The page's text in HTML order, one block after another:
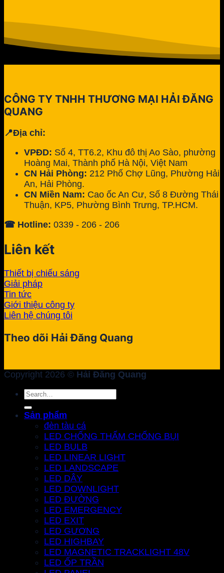
CÔNG TY TNHH THƯƠNG MẠI HẢI ĐĂNG
QUANG
📍Địa chỉ:
VPĐD: Số 4, TT6.2, Khu đô thị Ao Sào, phường
Hoàng Mai, Thành phố Hà Nội, Việt Nam
CN Hải Phòng: 212 Phố Chợ Lũng, Phường Hải
An, Hải Phòng.
CN Miền Nam: Cao ốc An Cư, Số 8 Đường Thái
Thuận, KP5, Phường Bình Trưng, TP.HCM.
☎ Hotline: 0339 - 206 - 206
Liên kết
Thiết bị chiếu sáng
Giải pháp
Tin tức
Giới thiệu công ty
Liên hệ chúng tôi
Theo dõi Hải Đăng Quang
Copyright 2026 © Hải Đăng Quang
Search
for:
Sản phẩm
đèn tàu cá
LED CHỐNG THẤM CHỐNG BỤI
LED BULB
LED LINEAR LIGHT
LED LANDSCAPE
LED DÂY
LED DOWNLIGHT
LED ĐƯỜNG
LED EMERGENCY
LED EXIT
LED GƯƠNG
LED HIGHBAY
LED MAGNETIC TRACKLIGHT 48V
LED ỐP TRẦN